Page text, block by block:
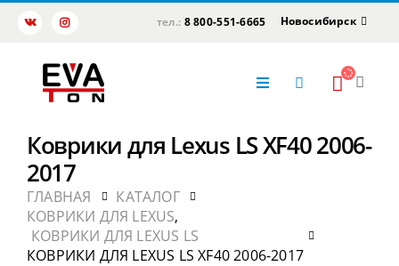
тел.: 8 800-551-6665 Новосибирск
Коврики для Lexus LS XF40 2006-
2017
ГЛАВНАЯ
КАТАЛОГ
КОВРИКИ ДЛЯ LEXUS,
КОВРИКИ ДЛЯ LEXUS LS
КОВРИКИ ДЛЯ LEXUS LS XF40 2006-2017